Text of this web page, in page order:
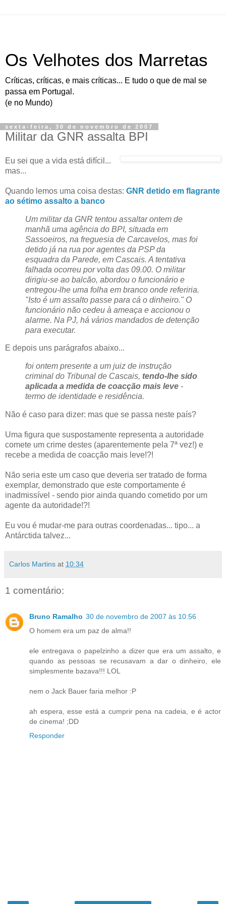
Os Velhotes dos Marretas
Críticas, críticas, e mais críticas... E tudo o que de mal se
passa em Portugal.
(e no Mundo)
sexta-feira, 30 de novembro de 2007
Militar da GNR assalta BPI
Eu sei que a vida está difícil...
mas...
Quando lemos uma coisa destas: GNR detido em flagrante
ao sétimo assalto a banco
Um militar da GNR tentou assaltar ontem de
manhã uma agência do BPI, situada em
Sassoeiros, na freguesia de Carcavelos, mas foi
detido já na rua por agentes da PSP da
esquadra da Parede, em Cascais. A tentativa
falhada ocorreu por volta das 09.00. O militar
dirigiu-se ao balcão, abordou o funcionário e
entregou-lhe uma folha em branco onde referiria.
"Isto é um assalto passe para cá o dinheiro." O
funcionário não cedeu à ameaça e accionou o
alarme. Na PJ, há vários mandados de detenção
para executar.
E depois uns parágrafos abaixo...
foi ontem presente a um juiz de instrução
criminal do Tribunal de Cascais, tendo-lhe sido
aplicada a medida de coacção mais leve -
termo de identidade e residência.
Não é caso para dizer: mas que se passa neste país?
Uma figura que suspostamente representa a autoridade
comete um crime destes (aparentemente pela 7ª vez!) e
recebe a medida de coacção mais leve!?!
Não seria este um caso que deveria ser tratado de forma
exemplar, demonstrado que este comportamente é
inadmissível - sendo pior ainda quando cometido por um
agente da autoridade!?!
Eu vou é mudar-me para outras coordenadas... tipo... a
Antárctida talvez...
Carlos Martins at 10:34
1 comentário:
Bruno Ramalho 30 de novembro de 2007 às 10:56
O homem era um paz de alma!!
ele entregava o papelzinho a dizer que era um assalto, e
quando as pessoas se recusavam a dar o dinheiro, ele
simplesmente bazava!!! LOL
nem o Jack Bauer faria melhor :P
ah espera, esse está a cumprir pena na cadeia, e é actor
de cinema! ;DD
Responder